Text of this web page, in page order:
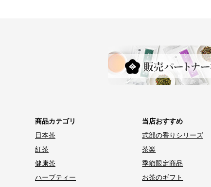
商品カテゴリ
日本茶
紅茶
健康茶
ハーブティー
当店おすすめ
式部の香りシリーズ
茶楽
季節限定商品
お茶のギフト